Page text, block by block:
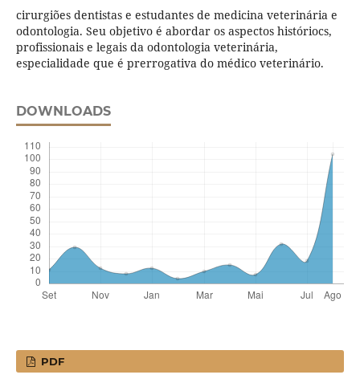
cirurgiões dentistas e estudantes de medicina veterinária e
odontologia. Seu objetivo é abordar os aspectos históriocs,
profissionais e legais da odontologia veterinária,
especialidade que é prerrogativa do médico veterinário.
DOWNLOADS
PDF